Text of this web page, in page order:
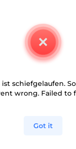
ist schiefgelaufen.
wrong. Failed to
Got it